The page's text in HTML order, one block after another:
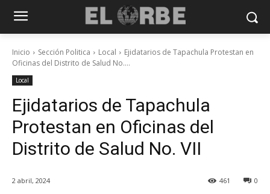
Inicio Sección Politica Local
Ejidatarios de Tapachula Protestan en
Oficinas del Distrito de Salud No....
Local
Ejidatarios de Tapachula
Protestan en Oficinas del
Distrito de Salud No. VII
2 abril, 2024 0
461